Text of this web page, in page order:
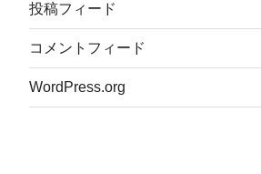
投稿フィード
コメントフィード
WordPress.org